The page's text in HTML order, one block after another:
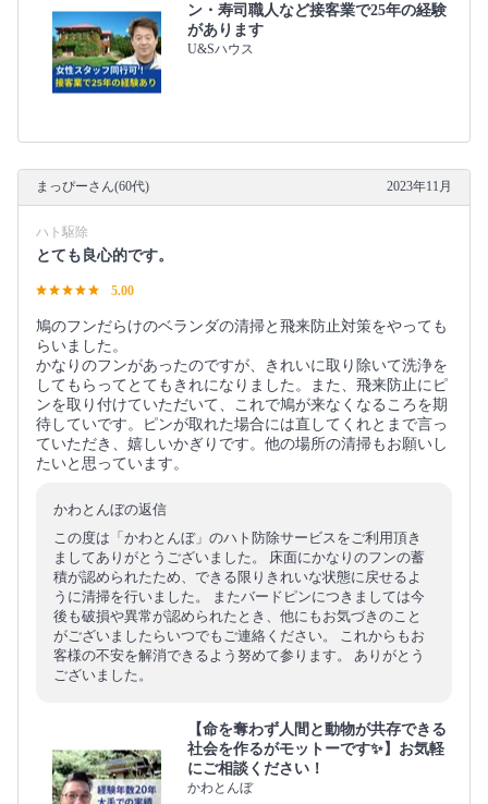
ン・寿司職人など接客業で25年の経験
があります
U&Sハウス
まっぴーさん(60代) 2023年11月
ハト駆除
とても良心的です。
5.00
鳩のフンだらけのベランダの清掃と飛来防止対策をやっても
らいました。
かなりのフンがあったのですが、きれいに取り除いて洗浄を
してもらってとてもきれになりました。また、飛来防止にピ
ンを取り付けていただいて、これで鳩が来なくなるころを期
待していです。ピンが取れた場合には直してくれとまで言っ
ていただき、嬉しいかぎりです。他の場所の清掃もお願いし
たいと思っています。
かわとんぼの返信
この度は「かわとんぼ」のハト防除サービスをご利用頂き
ましてありがとうございました。 床面にかなりのフンの蓄
積が認められたため、できる限りきれいな状態に戻せるよ
うに清掃を行いました。 またバードピンにつきましては今
後も破損や異常が認められたとき、他にもお気づきのこと
がございましたらいつでもご連絡ください。 これからもお
客様の不安を解消できるよう努めて参ります。 ありがとう
ございました。
【命を奪わず人間と動物が共存できる
社会を作るがモットーです✨】お気軽
にご相談ください！
かわとんぼ